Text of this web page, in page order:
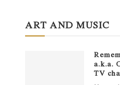
ART AND MUSIC
a.k.a.
TV